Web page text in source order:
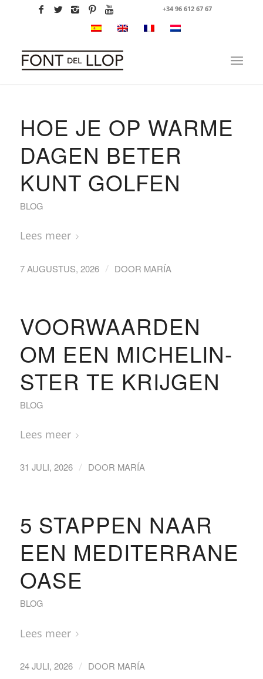
+34 96 612 67 67
HOE JE OP WARME
DAGEN BETER
KUNT GOLFEN
BLOG
Lees meer
7 AUGUSTUS, 2026 / DOOR MARÍA
VOORWAARDEN
OM EEN MICHELIN-
STER TE KRIJGEN
BLOG
Lees meer
31 JULI, 2026 / DOOR MARÍA
5 STAPPEN NAAR
EEN MEDITERRANE
OASE
BLOG
Lees meer
24 JULI, 2026 / DOOR MARÍA